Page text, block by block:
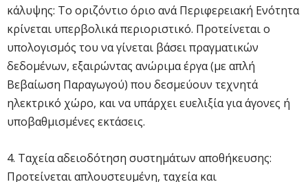
κάλυψης: Το οριζόντιο όριο ανά Περιφερειακή Ενότητα
κρίνεται υπερβολικά περιοριστικό. Προτείνεται ο
υπολογισμός του να γίνεται βάσει πραγματικών
δεδομένων, εξαιρώντας ανώριμα έργα (με απλή
Βεβαίωση Παραγωγού) που δεσμεύουν τεχνητά
ηλεκτρικό χώρο, και να υπάρχει ευελιξία για άγονες ή
υποβαθμισμένες εκτάσεις.
4. Ταχεία αδειοδότηση συστημάτων αποθήκευσης:
Προτείνεται απλουστευμένη, ταχεία και